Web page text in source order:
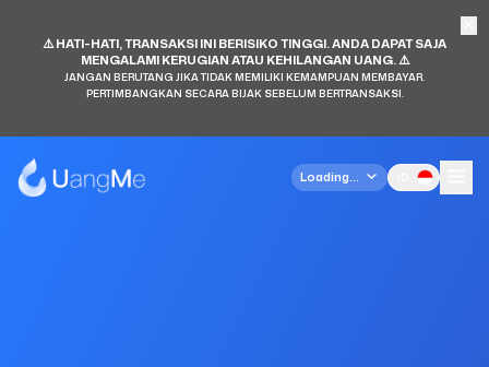
⚠️ HATI-HATI, TRANSAKSI INI BERISIKO TINGGI. ANDA DAPAT SAJA
MENGALAMI KERUGIAN ATAU KEHILANGAN UANG. ⚠️
JANGAN BERUTANG JIKA TIDAK MEMILIKI KEMAMPUAN MEMBAYAR.
PERTIMBANGKAN SECARA BIJAK SEBELUM BERTRANSAKSI.
Loading...